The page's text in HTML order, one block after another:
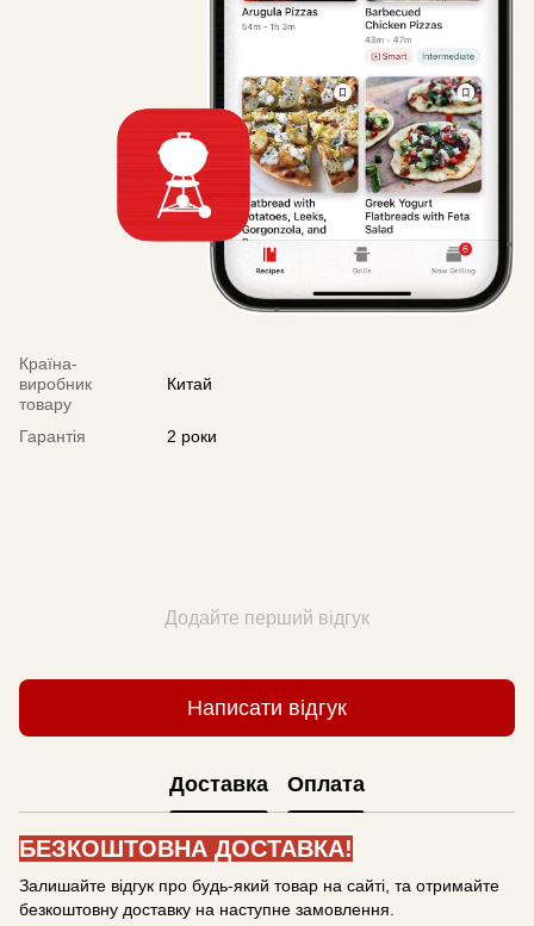
Країна-
виробник
товару
Китай
Гарантія 2 роки
Додайте перший відгук
Написати відгук
Доставка Оплата
БЕЗКОШТОВНА ДОСТАВКА!
Залишайте відгук про будь-який товар на сайті, та отримайте
безкоштовну доставку на наступне замовлення.